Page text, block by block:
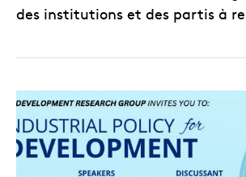
des institutions et des partis à